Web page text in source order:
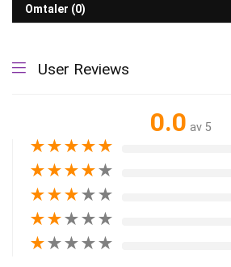
Omtaler (0)
User Reviews
0.0 av 5
★★★★★
★★★★★
★★★★★
★★★★★
★★★★★